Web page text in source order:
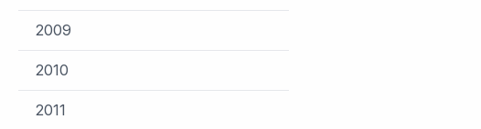
2009
2010
2011